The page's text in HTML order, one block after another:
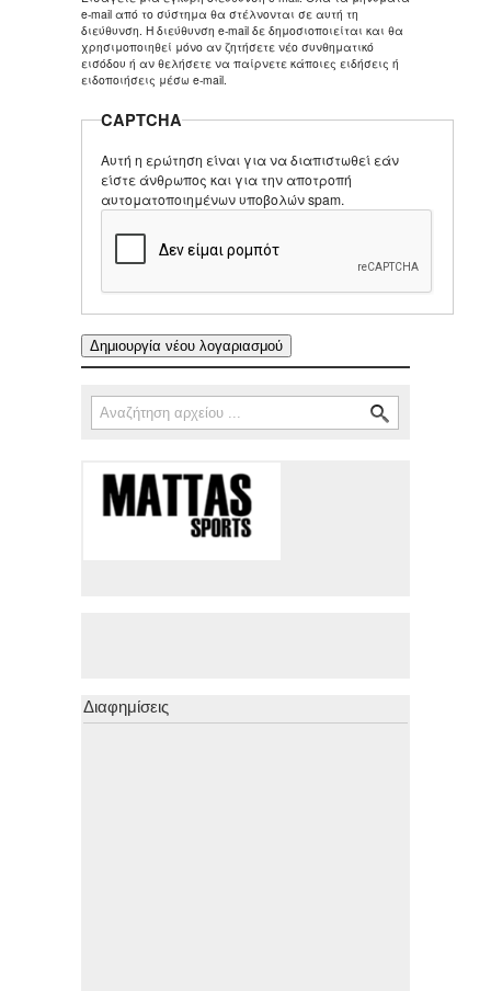
e-mail από το σύστημα θα στέλνονται σε αυτή τη
διεύθυνση. Η διεύθυνση e-mail δε δημοσιοποιείται και θα
χρησιμοποιηθεί μόνο αν ζητήσετε νέο συνθηματικό
εισόδου ή αν θελήσετε να παίρνετε κάποιες ειδήσεις ή
ειδοποιήσεις μέσω e-mail.
CAPTCHA
Αυτή η ερώτηση είναι για να διαπιστωθεί εάν
είστε άνθρωπος και για την αποτροπή
αυτοματοποιημένων υποβολών spam.
Φόρμα αναζήτησης
Αναζήτηση
Διαφημίσεις